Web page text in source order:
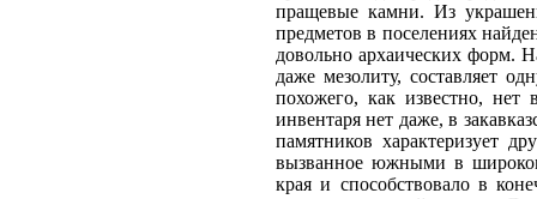
пращевые камни. Из
предметов в поселениях
довольно архаических форм.
даже мезолиту, составляет
похожего, как известно, нет
инвентаря нет даже, в
памятников характеризует
вызванное южными в широком
края и способствовало в